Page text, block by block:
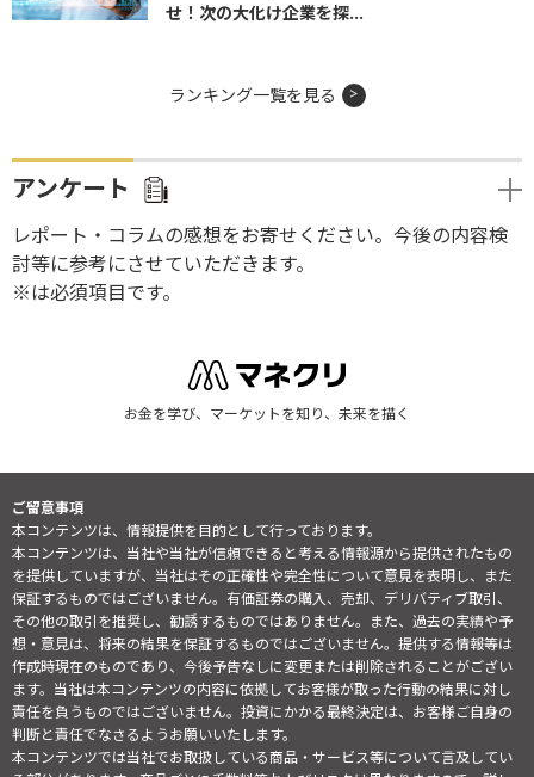
せ！次の大化け企業を探...
ランキング一覧を見る
アンケート
レポート・コラムの感想をお寄せください。今後の内容検
討等に参考にさせていただきます。
※は必須項目です。
お金を学び、マーケットを知り、未来を描く
ご留意事項
本コンテンツは、情報提供を目的として行っております。
本コンテンツは、当社や当社が信頼できると考える情報源から提供されたもの
を提供していますが、当社はその正確性や完全性について意見を表明し、また
保証するものではございません。有価証券の購入、売却、デリバティブ取引、
その他の取引を推奨し、勧誘するものではありません。また、過去の実績や予
想・意見は、将来の結果を保証するものではございません。提供する情報等は
作成時現在のものであり、今後予告なしに変更または削除されることがござい
ます。当社は本コンテンツの内容に依拠してお客様が取った行動の結果に対し
責任を負うものではございません。投資にかかる最終決定は、お客様ご自身の
判断と責任でなさるようお願いいたします。
本コンテンツでは当社でお取扱している商品・サービス等について言及してい